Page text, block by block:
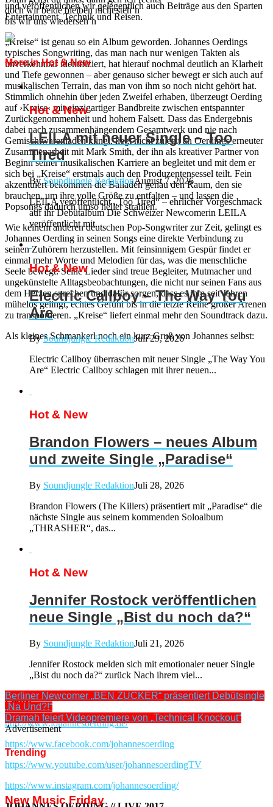
doch wir beide bleiben nicht steh’n
bis wir uns wiederseh’n
„Kreise“ ist genau so ein Album geworden. Johannes Oerdings
typisches Songwriting, das man nach nur wenigen Takten als
unverkennbar identifiziert, hat hierauf nochmal deutlich an Klarheit
und Tiefe gewonnen – aber genauso sicher bewegt er sich auch auf
musikalischen Terrain, das man von ihm so noch nicht gehört hat.
Stimmlich ohnehin über jeden Zweifel erhaben, überzeugt Oerding
auf ›Kreise‹ mit einzigartiger Bandbreite zwischen entspannter
Zurückgenommenheit und hohem Falsett. Dass das Endergebnis
dabei nach zusammenhängendem Gesamtwerk und nie nach
Gemischtwarenladen klingt, liegt nicht zuletzt an Oerdings erneuter
Zusammenarbeit mit Mark Smith, der ihn als kreativer Partner von
Beginn seiner musikalischen Karriere an begleitet und mit dem er
sich bei „Kreise“ erstmals auch den Produzentensessel teilt. Fein
akzentuiert bekommen die Balladen genau den Raum, den sie
brauchen, um ihre volle Größe zu entfalten – und lassen die
Popsongs dadurch umso heller strahlen.
Wie keinem anderen deutschen Pop-Songwriter zur Zeit, gelingt es
Johannes Oerding in seinen Songs eine direkte Verbindung zu
seinen Zuhörern herzustellen. Mit feinsinnigem Gespür findet er
einmal mehr Worte und Melodien für das, was die menschliche
Seele bewegt: Seine Lieder sind treue Begleiter, Mutmacher und
ungekünstelte Alltagsbeobachtungen, die nicht nur seinen Fans aus
dem Herzen sprechen und dafür sorgen, dass es ihm seit Jahren
mühelos gelingt, echtes Gefühl bis in die letzte Reihe großer Arenen
zu transportieren. „Kreise“ liefert einmal mehr den Soundtrack dazu.
Als kleines Schmankerl noch ein kurz Gruß von Johannes selbst:
Links:
http://www.johannesoerding.de/
https://www.facebook.com/johannesoerding
https://www.youtube.com/user/johannesoerdingTV
https://www.instagram.com/johannesoerding/
und veröffentlichen wir gelegentlich auch Beiträge aus den Sparten
Entertainment, Technik und Reisen.
More in Hot & New
Hot & New
LEILA mit neuer Single – Too
Tired
BySoundjungle RedaktionAugust 7, 2026
LEILA veröffentlicht „Too Tired“ – ehrlicher Vorgeschmack
auf ihr Debütalbum Die Schweizer Newcomerin LEILA
veröffentlicht mit...
Hot & New
Electric Callboy – The Way You
Are
BySoundjungle RedaktionJuli 29, 2026
Electric Callboy überraschen mit neuer Single „The Way You
Are“ Electric Callboy schlagen mit ihrer neuen...
Hot & New
Brandon Flowers – neues Album
und zweite Single „Paradise“
By Soundjungle RedaktionJuli 28, 2026
Brandon Flowers (The Killers) präsentiert mit „Paradise“ die
nächste Single aus seinem kommenden Soloalbum
„THRASHER“, das...
Hot & New
Jennifer Rostock veröffentlichen
neue Single „Bist du noch da?“
By Soundjungle RedaktionJuli 21, 2026
Jennifer Rostock melden sich mit emotionaler neuer Single
„Bist du noch da?“ zurück Nach ihrem viel...
Berliner Newcomer „BEN ZUCKER“ präsentiert Debütsingle
„Na Und?!“
Dramah feiert Videopremiere von „Technical Knockout“
Advertisement
Trending
New Music Friday